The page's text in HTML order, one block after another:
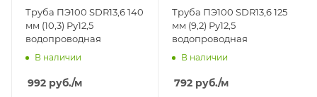
Труба ПЭ100 SDR13,6 140
мм (10,3) Ру12,5
водопроводная
В наличии
992 руб./м
Труба ПЭ100 SDR13,6 125
мм (9,2) Ру12,5
водопроводная
В наличии
792 руб./м